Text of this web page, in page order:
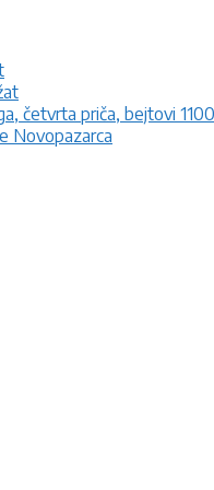
četvrta priča, bejtovi
Novopazarca